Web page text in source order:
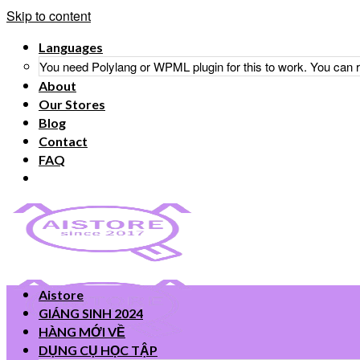
Skip to content
Languages
You need Polylang or WPML plugin for this to work. You
About
Our Stores
Blog
Contact
FAQ
Aistore
GIÁNG SINH 2024
HÀNG MỚI VỀ
DỤNG CỤ HỌC TẬP